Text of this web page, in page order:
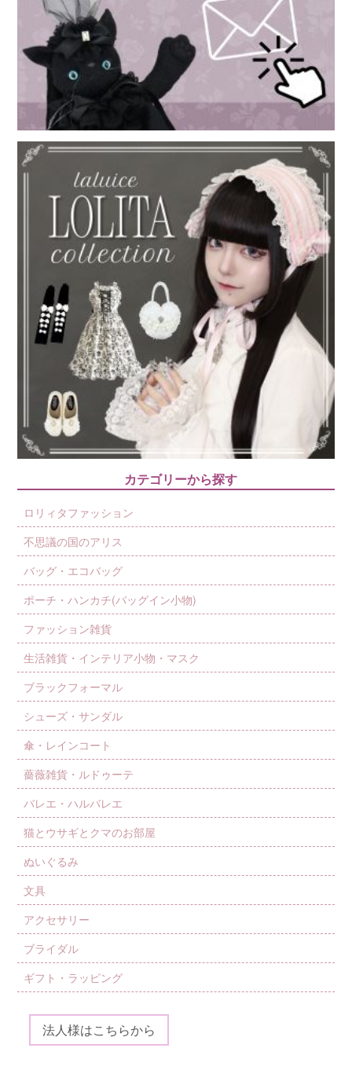
カテゴリーから探す
ロリィタファッション
不思議の国のアリス
バッグ・エコバッグ
ポーチ・ハンカチ(バッグイン小物)
ファッション雑貨
生活雑貨・インテリア小物・マスク
ブラックフォーマル
シューズ・サンダル
傘・レインコート
薔薇雑貨・ルドゥーテ
バレエ・ハルバレエ
猫とウサギとクマのお部屋
ぬいぐるみ
文具
アクセサリー
ブライダル
ギフト・ラッピング
法人様はこちらから